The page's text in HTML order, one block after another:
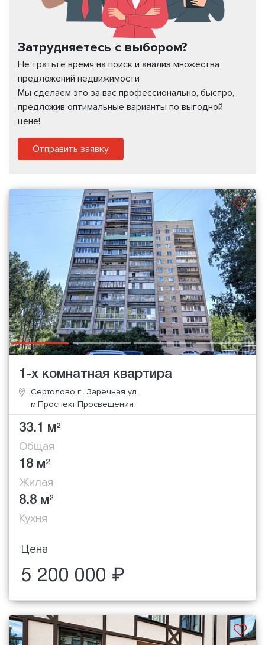
Затрудняетесь с выбором?
Не тратьте время на поиск и анализ множества
предложений недвижимости
Мы сделаем это за вас профессионально, быстро,
предложив оптимальные варианты по выгодной
цене!
Отправить заявку
1-х комнатная квартира
Сертолово г., Заречная ул.
м.Проспект Просвещения
33.1 м2
Общая
18 м2
Жилая
8.8 м2
Кухня
Цена
5 200 000 ₽